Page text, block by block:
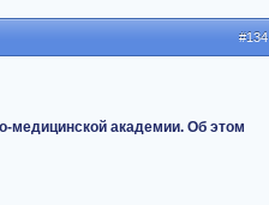
#134
медицинской академии. Об этом